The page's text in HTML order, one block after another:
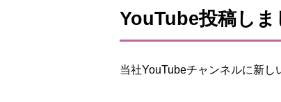
YouTube投稿しま
当社YouTubeチャンネルに新し